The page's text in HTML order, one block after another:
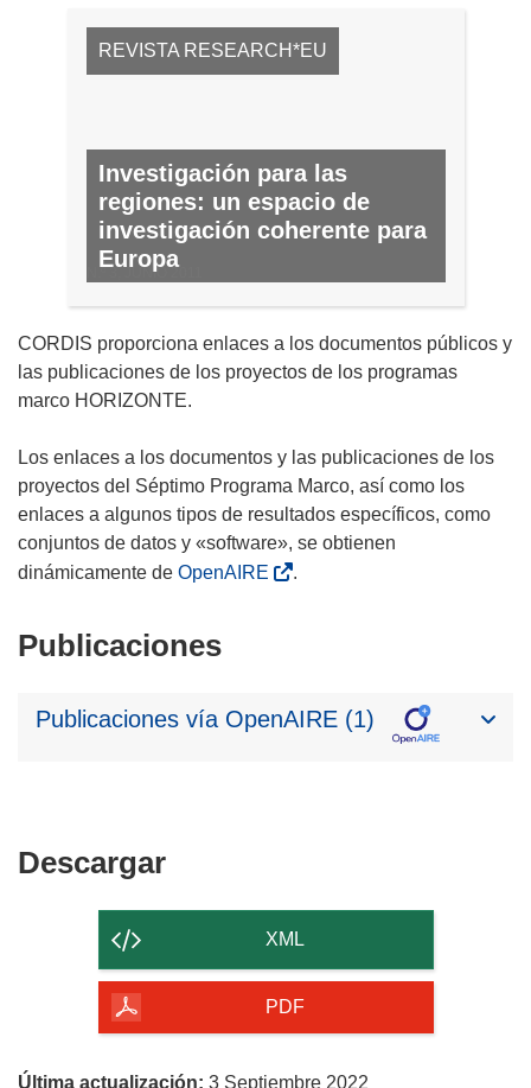
REVISTA RESEARCH*EU
Investigación para las
regiones: un espacio de
investigación coherente para
Europa
N.º 3, JUNIO 2011
CORDIS proporciona enlaces a los documentos públicos y
las publicaciones de los proyectos de los programas
marco HORIZONTE.
Los enlaces a los documentos y las publicaciones de los
proyectos del Séptimo Programa Marco, así como los
enlaces a algunos tipos de resultados específicos, como
conjuntos de datos y «software», se obtienen
dinámicamente de OpenAIRE .
Publicaciones
Publicaciones vía OpenAIRE (1)
DescargarDescargar
contenido
de
página
XML
PDF
Última actualización: 3 Septiembre 2022